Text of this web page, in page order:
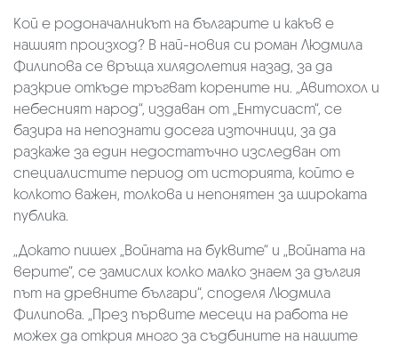
Кой е родоначалникът на българите и какъв е
нашият произход? В най-новия си роман Людмила
Филипова се връща хилядолетия назад, за да
разкрие откъде тръгват корените ни. „Авитохол и
небесният народ“, издаван от „Ентусиаст“, се
базира на непознати досега източници, за да
разкаже за един недостатъчно изследван от
специалистите период от историята, който е
колкото важен, толкова и непонятен за широката
публика.
„Докато пишех „Войната на буквите“ и „Войната на
верите“, се замислих колко малко знаем за дългия
път на древните българи“, споделя Людмила
Филипова. „През първите месеци на работа не
можех да открия много за съдбините на нашите